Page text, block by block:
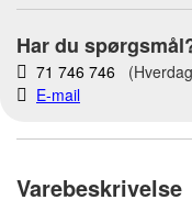
Har du
71 746 746
E-mail
Varebeskrivelse